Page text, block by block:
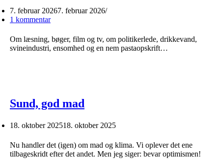
7. februar 20267. februar 2026
1 kommentar
Om læsning, bøger, film og tv, om politikerlede, drikkevand,
svineindustri, ensomhed og en nem pastaopskrift…
Sund, god mad
18. oktober 202518. oktober 2025
Nu handler det (igen) om mad og klima. Vi oplever det ene
tilbageskridt efter det andet. Men jeg siger: bevar optimismen!